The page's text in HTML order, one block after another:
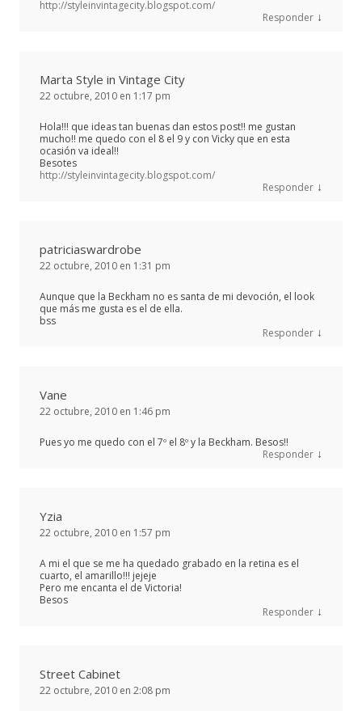
http://styleinvintagecity.blogspot.com/
Responder ↓
Marta Style in Vintage City
22 octubre, 2010 en 1:17 pm
Hola!!! que ideas tan buenas dan estos post!! me gustan
mucho!! me quedo con el 8 el 9 y con Vicky que en esta
ocasión va ideal!!
Besotes
http://styleinvintagecity.blogspot.com/
Responder ↓
patriciaswardrobe
22 octubre, 2010 en 1:31 pm
Aunque que la Beckham no es santa de mi devoción, el look
que más me gusta es el de ella.
bss
Responder ↓
Vane
22 octubre, 2010 en 1:46 pm
Pues yo me quedo con el 7º el 8º y la Beckham. Besos!!
Responder ↓
Yzia
22 octubre, 2010 en 1:57 pm
A mi el que se me ha quedado grabado en la retina es el
cuarto, el amarillo!!! jejeje
Pero me encanta el de Victoria!
Besos
Responder ↓
Street Cabinet
22 octubre, 2010 en 2:08 pm